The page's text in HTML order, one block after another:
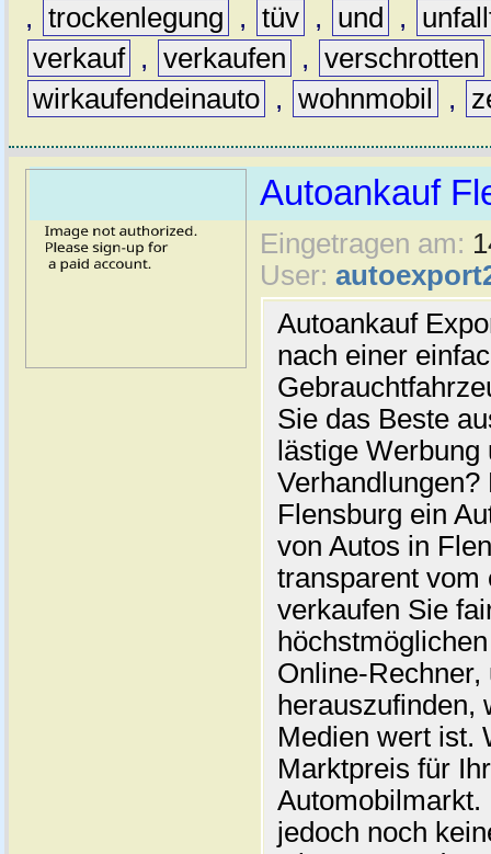
, trockenlegung , tüv , und ,
verkauf , verkaufen , verschrotten
wirkaufendeinauto , wohnmobil ,
Autoankauf
Eingetragen am:
User:
Autoankauf
nach einer
Sie das Beste
lästige Werbung
Flensburg ein
von Autos in
transparent vom
verkaufen Sie
Online-
herauszufinden,
Medien wert ist.
Marktpreis für
jedoch noch